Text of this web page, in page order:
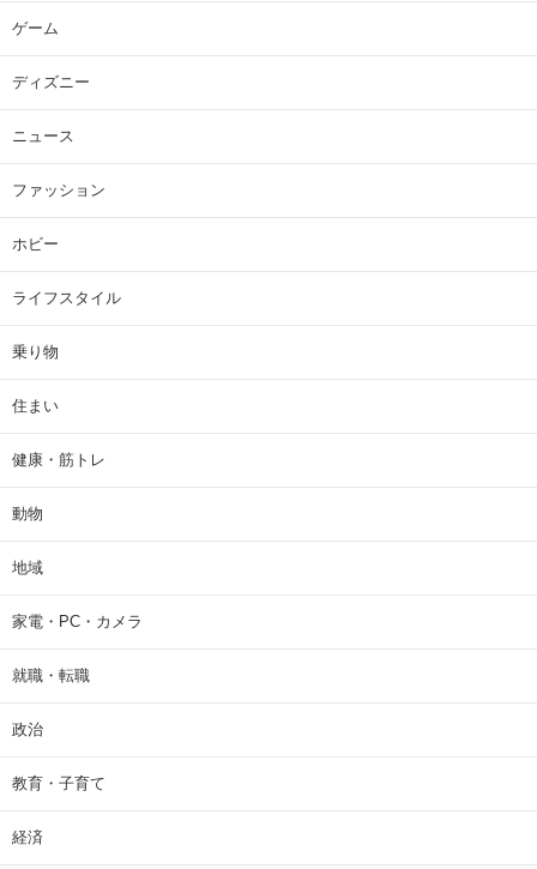
ゲーム
ディズニー
ニュース
ファッション
ホビー
ライフスタイル
乗り物
住まい
健康・筋トレ
動物
地域
家電・PC・カメラ
就職・転職
政治
教育・子育て
経済